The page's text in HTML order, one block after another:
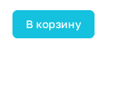
В корзину